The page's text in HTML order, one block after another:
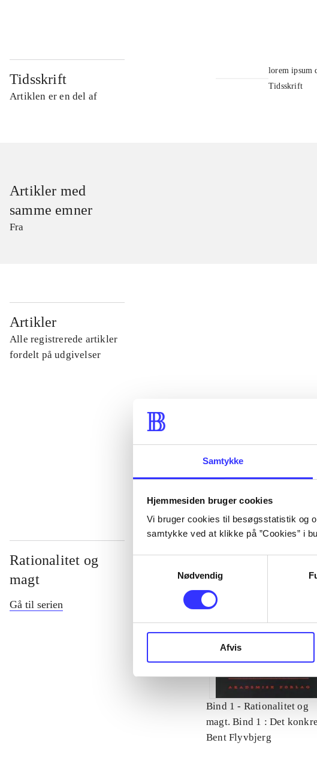
Samtykke
Hjemmesiden bruger cookies
Vi bruger cookies til besøgsstatistik og
samtykke ved at klikke på ”Cookies” i
Nødvendig
Afvis
Tidsskrift
Artiklen er en del af
lorem ipsum
Tidsskrift
Artikler med
samme emner
Fra
Artikler
Alle registrerede artikler
fordelt på udgivelser
Rationalitet og
magt
Gå til serien
Bind 1 - Rationalitet og
magt. Bind 1 : Det
videnskab
Bent Flyvbjerg